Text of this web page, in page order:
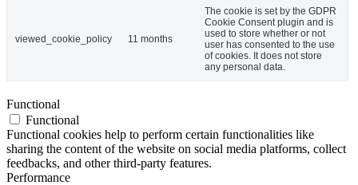
viewed_cookie_policy 11 months
The cookie is set by the GDPR
Cookie Consent plugin and is
used to store whether or not
user has consented to the use
of cookies. It does not store
any personal data.
Functional
Functional
Functional cookies help to perform certain functionalities like
sharing the content of the website on social media platforms, collect
feedbacks, and other third-party features.
Performance